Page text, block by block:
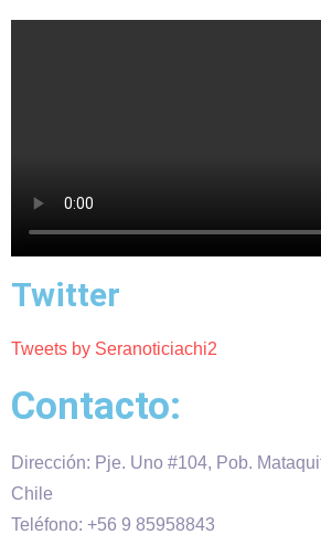
Twitter
Tweets by Seranoticiachi2
Contacto:
Dirección: Pje. Uno #104, Pob.
Chile
Teléfono: +56 9 85958843